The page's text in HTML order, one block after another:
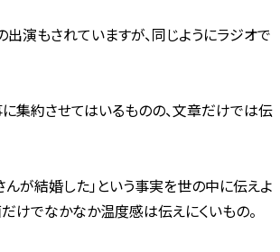
演もされていますが、同じようにラジオで
集約させてはいるものの、文章だけでは伝
が結婚した」という事実を世の中に伝えよ
けでなかなか温度感は伝えにくいもの。